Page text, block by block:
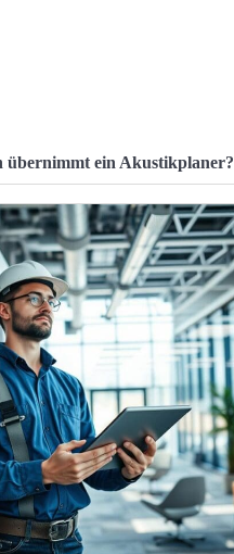
übernimmt ein Akustikplaner?